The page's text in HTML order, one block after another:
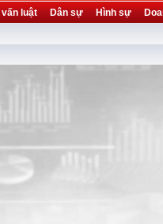
luật Dân sự Hình sự